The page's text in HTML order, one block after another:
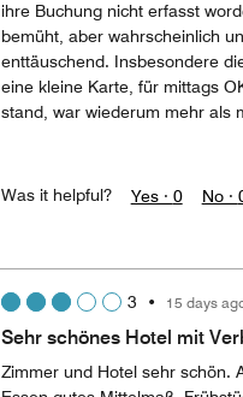
ihre Buchung nicht erfasst
bemüht, aber wahrscheinlich
enttäuschend. Insbesondere
eine kleine Karte, für mittags
stand, war wiederum mehr als
Was it helpful? Yes · 0 No ·
3 • 15 days
Sehr schönes Hotel mit
Zimmer und Hotel sehr schön.